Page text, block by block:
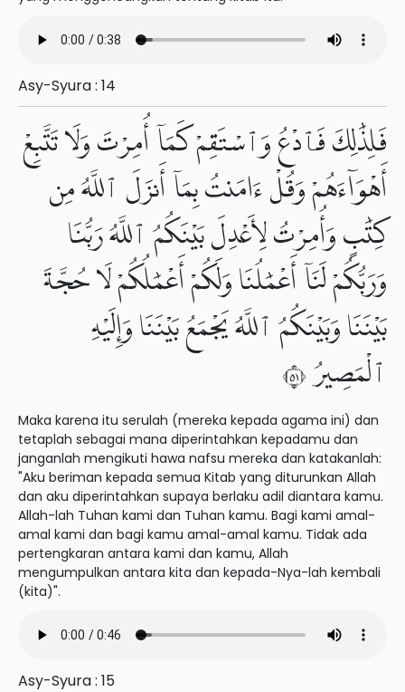
Asy-Syura : 14
فَلِذَٰلِكَ فَٱدْعُ وَٱسْتَقِمْ كَمَآ أُمِرْتَ وَلَا تَتَّبِعْ
أَهْوَآءَهُمْ وَقُلْ ءَامَنتُ بِمَآ أَنزَلَ ٱللَّهُ مِن
كِتَٰبٍ وَأُمِرْتُ لِأَعْدِلَ بَيْنَكُمُ ٱللَّهُ رَبُّنَا
وَرَبُّكُمْ لَنَآ أَعْمَٰلُنَا وَلَكُمْ أَعْمَٰلُكُمْ لَا حُجَّةَ
بَيْنَنَا وَبَيْنَكُمُ ٱللَّهُ يَجْمَعُ بَيْنَنَا وَإِلَيْهِ
ٱلْمَصِيرُ ١٥
Maka karena itu serulah (mereka kepada agama ini) dan
tetaplah sebagai mana diperintahkan kepadamu dan
janganlah mengikuti hawa nafsu mereka dan katakanlah:
"Aku beriman kepada semua Kitab yang diturunkan Allah
dan aku diperintahkan supaya berlaku adil diantara kamu.
Allah-lah Tuhan kami dan Tuhan kamu. Bagi kami amal-
amal kami dan bagi kamu amal-amal kamu. Tidak ada
pertengkaran antara kami dan kamu, Allah
mengumpulkan antara kita dan kepada-Nya-lah kembali
(kita)".
Asy-Syura : 15